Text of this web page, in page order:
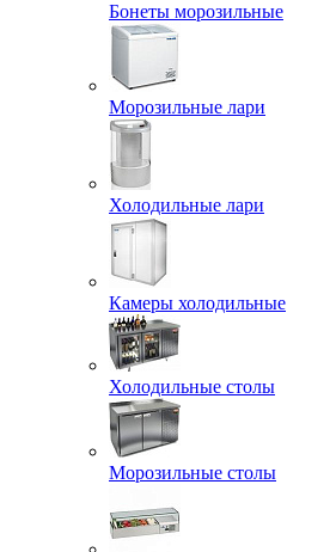
Бонеты морозильные
Морозильные лари
Холодильные лари
Камеры холодильные
Холодильные столы
Морозильные столы